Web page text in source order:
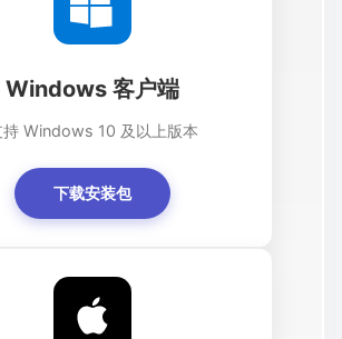
Windows 客户端
持 Windows 10 及以上版本
下载安装包